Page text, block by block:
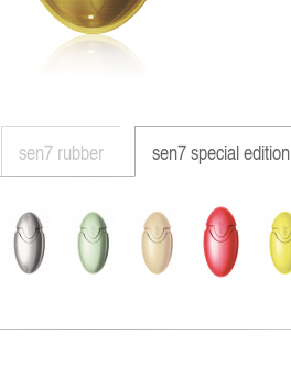
sen7 rubber sen7 special edition